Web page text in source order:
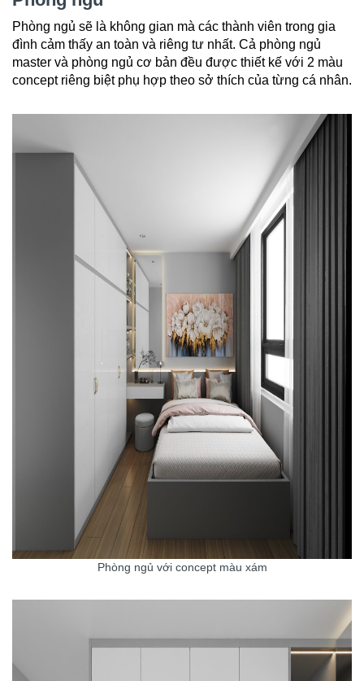
Phòng ngủ sẽ là không gian mà các thành viên trong gia
đình cảm thấy an toàn và riêng tư nhất. Cả phòng ngủ
master và phòng ngủ cơ bản đều được thiết kế với 2 màu
concept riêng biệt phụ hợp theo sở thích của từng cá nhân.
Phòng ngủ với concept màu xám